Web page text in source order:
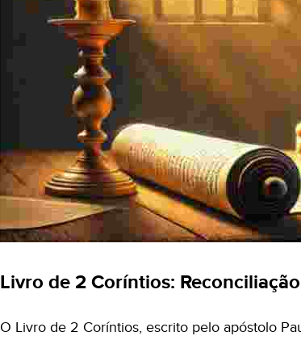
Livro de 2 Coríntios:
O Livro de 2 Coríntios, escrito pelo apóstolo